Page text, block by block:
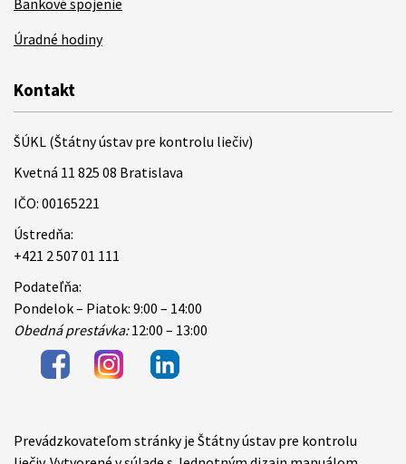
Bankové spojenie
Úradné hodiny
Kontakt
ŠÚKL (Štátny ústav pre kontrolu liečiv)
Kvetná 11 825 08 Bratislava
IČO: 00165221
Ústredňa:
+421 2 507 01 111
Podateľňa:
Pondelok – Piatok: 9:00 – 14:00
Obedná prestávka:12:00 – 13:00
Items
Prevádzkovateľom stránky je Štátny ústav pre kontrolu